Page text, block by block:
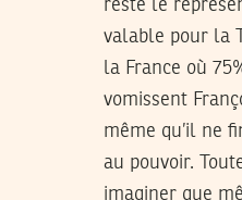
reste le
valable pour la
la France où
vomissent
même qu’il ne
au pouvoir.
imaginer que